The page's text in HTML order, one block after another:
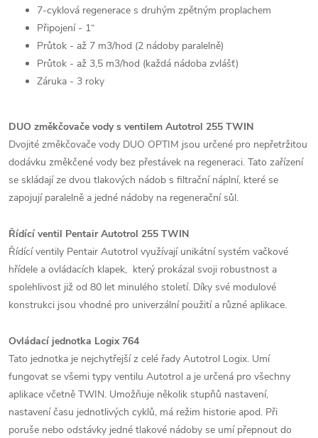
7-cyklová regenerace s druhým zpětným proplachem
Připojení - 1“
Průtok - až 7 m3/hod (2 nádoby paralelně)
Průtok - až 3,5 m3/hod (každá nádoba zvlášť)
Záruka - 3 roky
DUO změkčovače vody s ventilem Autotrol 255 TWIN
Dvojité změkčovače vody DUO OPTIM jsou určené pro nepřetržitou
dodávku změkčené vody bez přestávek na regeneraci. Tato zařízení
se skládají ze dvou tlakových nádob s filtrační náplní, které se
zapojují paralelně a jedné nádoby na regenerační sůl.
Řídící ventil Pentair Autotrol 255 TWIN
Řídící ventily Pentair Autotrol využívají unikátní systém vačkové
hřídele a ovládacích klapek, který prokázal svoji robustnost a
spolehlivost již od 80 let minulého století. Díky své modulové
konstrukci jsou vhodné pro univerzální použití a různé aplikace.
Ovládací jednotka Logix 764
Tato jednotka je nejchytřejší z celé řady Autotrol Logix. Umí
fungovat se všemi typy ventilu Autotrol a je určená pro všechny
aplikace včetně TWIN. Umožňuje několik stupňů nastavení,
nastavení času jednotlivých cyklů, má režim historie apod. Při
poruše nebo odstávky jedné tlakové nádoby se umí přepnout do